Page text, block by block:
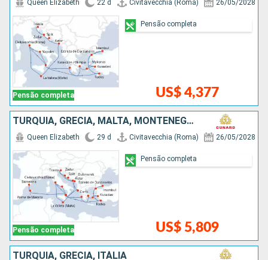
Pensão completa
Queen Elizabeth 22 d Civitavecchia (Roma) 26/05/2028
US$ 4,377
Pensão completa
TURQUIA, GRÉCIA, MALTA, MONTENEGRO, CROÁCIA, ITÁLIA, ESPANHA
Pensão completa
Queen Elizabeth 29 d Civitavecchia (Roma) 26/05/2028
US$ 5,809
Pensão completa
TURQUIA, GRÉCIA, ITÁLIA